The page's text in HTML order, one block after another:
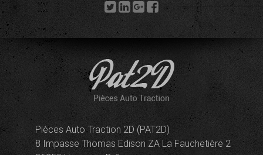
Pièces Auto Traction 2D (PAT2D)
8 Impasse Thomas Edison ZA La Fauchetière 2